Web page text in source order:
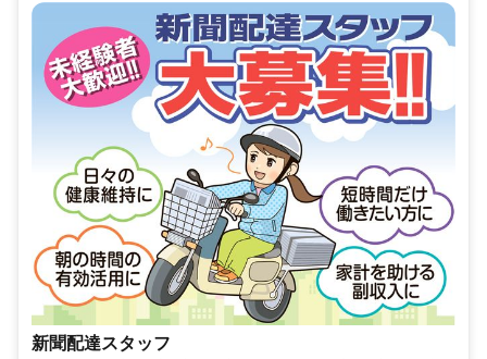
新聞配達スタッフ